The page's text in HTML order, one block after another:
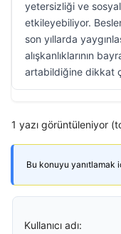
yetersizliği ve sosyal
etkileyebiliyor.
son yıllarda
alışkanlıklarının
artabildiğine dikkat
1 yazı görüntüleniyor
Bu konuyu yanıtlamak
Kullanıcı adı: